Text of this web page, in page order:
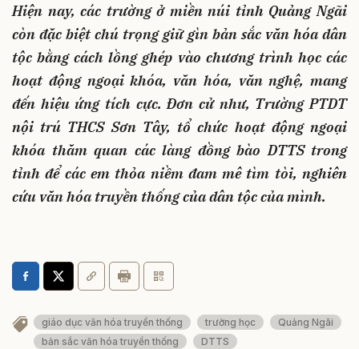
Hiện nay, các trường ở miền núi tỉnh Quảng Ngãi
còn đặc biệt chú trọng giữ gìn bản sắc văn hóa dân
tộc bằng cách lồng ghép vào chương trình học các
hoạt động ngoại khóa, văn hóa, văn nghệ, mang
đến hiệu ứng tích cực. Đơn cử như, Trường PTDT
nội trú THCS Sơn Tây, tổ chức hoạt động ngoại
khóa thăm quan các làng đồng bào DTTS trong
tỉnh để các em thỏa niềm đam mê tìm tòi, nghiên
cứu văn hóa truyền thống của dân tộc của mình.
giáo dục văn hóa truyền thống trường học
Quảng Ngãi
bản sắc văn hóa truyền thống
DTTS